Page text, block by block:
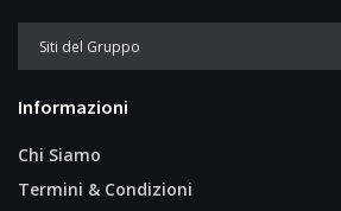
Informazioni
Chi Siamo
Termini & Condizioni